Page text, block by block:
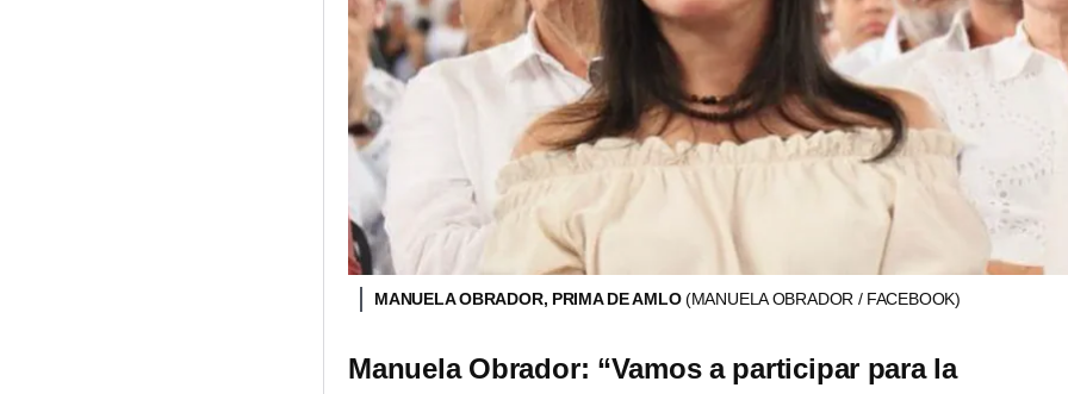
MANUELA OBRADOR, PRIMA DE AMLO(MANUELA OBRADOR / FACEBOOK)
Manuela Obrador: “Vamos a participar para la